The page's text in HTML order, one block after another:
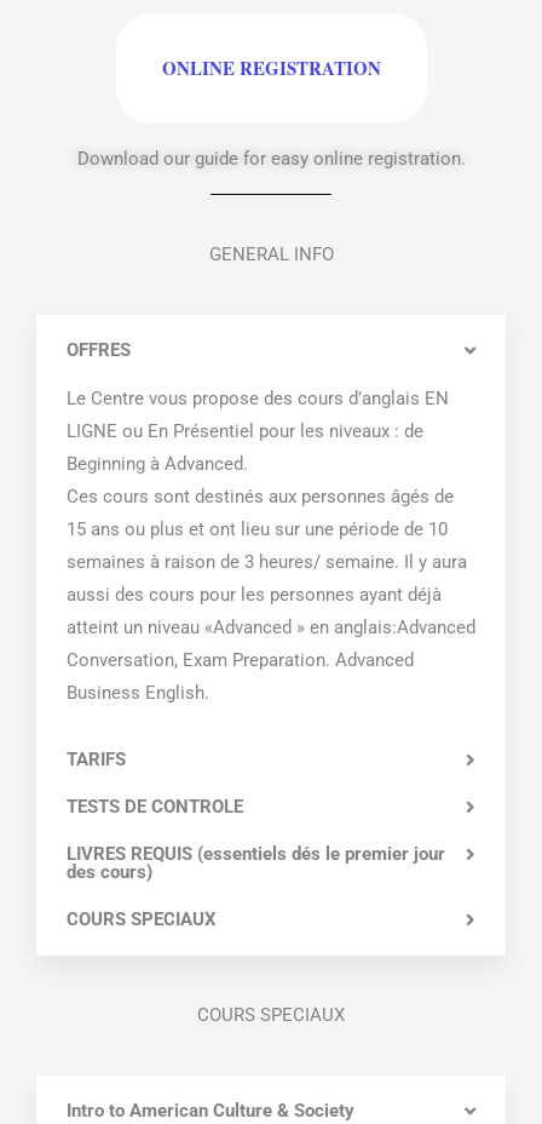
ONLINE REGISTRATION
Download our guide for easy online registration.
GENERAL INFO
OFFRES
Le Centre vous propose des cours d’anglais EN
LIGNE ou En Présentiel pour les niveaux : de
Beginning à Advanced.
Ces cours sont destinés aux personnes âgés de
15 ans ou plus et ont lieu sur une période de 10
semaines à raison de 3 heures/ semaine. Il y aura
aussi des cours pour les personnes ayant déjà
atteint un niveau «Advanced » en anglais:Advanced
Conversation, Exam Preparation. Advanced
Business English.
TARIFS
TESTS DE CONTROLE
LIVRES REQUIS (essentiels dés le premier jour
des cours)
COURS SPECIAUX
COURS SPECIAUX
Intro to American Culture & Society